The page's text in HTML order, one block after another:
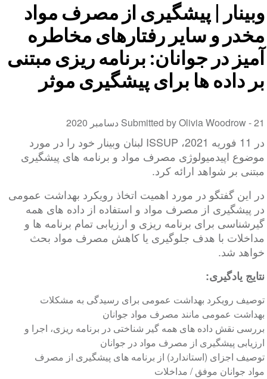
وبینار | پیشگیری از مصرف مواد
مخدر و سایر رفتارهای مخاطره
آمیز در جوانان: برنامه ریزی مبتنی
بر داده ها برای پیشگیری موثر
Submitted by Olivia Woodrow -21 دسامبر 2020
در 11 فوریه 2021، ISSUP لبنان وبینار خود را در مورد
موضوع اپیدمیولوژی مصرف مواد و برنامه های پیشگیری
مبتنی بر شواهد ارائه کرد.
در این گفتگو در مورد اهمیت اتخاذ رویکرد بهداشت عمومی
در پیشگیری از مصرف مواد و استفاده از داده های همه
گیرشناسی برای برنامه ریزی و ارزیابی تمام برنامه ها و
مداخلات با هدف جلوگیری یا کاهش مصرف مواد بحث
خواهد شد.
نتایج یادگیری:
توصیف رویکرد بهداشت عمومی برای رسیدگی به مشکلات
بهداشت عمومی مانند مصرف مواد جوانان
بررسی نقش داده های همه گیر شناختی در برنامه ریزی، اجرا و
ارزیابی پیشگیری از مصرف مواد در جوانان
توصیف اجزای (استاندارد) از برنامه های پیشگیری از مصرف
مواد جوانان موفق / مداخلات